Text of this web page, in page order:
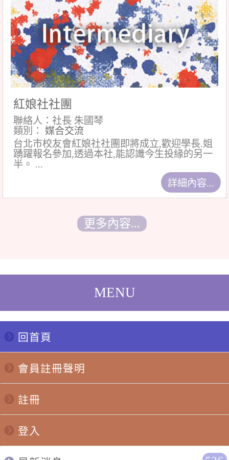
詳細內容...
紅娘社社團
聯絡人：社長 朱國琴
類別：
媒合交流
台北市校友會紅娘社社團即將成立,歡迎學長.姐
踴躍報名參加,透過本社,能認識今生投緣的另一
半。 ...
更多內容...
回首頁
會員註冊聲明
註冊
登入